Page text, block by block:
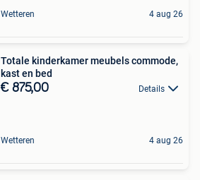
Wetteren 4 aug 26
Totale kinderkamer meubels commode,
kast en bed
€ 875,00 Details
Wetteren 4 aug 26